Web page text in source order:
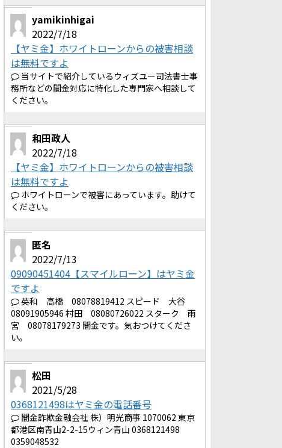
yamikinhigai
2022/7/18
【ヤミ金】ホワイトローンからの被害相談
は無料ですよ
当サイトで紹介しているウィズユー司法書士事
務所などの闇金対応に特化した専門家へ相談して
ください。
和田政人
2022/7/18
【ヤミ金】ホワイトローンからの被害相談
は無料ですよ
ホワイトローンで被害にあっています。助けて
ください。
匿名
2022/7/13
09090451404【スマイルローン】はヤミ金
ですよ
英和 高橋 08078819412 スピード 大谷
08091905946 村田 08080726022 スターク 雨
宮 08078179273 闇金です。気おつけてくださ
い。
松田
2021/5/28
0368121498はヤミ金の電話番号
闇金詐欺金融会社 株）明光商事 1070062 東京
都港区南青山2-2-15ウィン青山 0368121498
0359048532